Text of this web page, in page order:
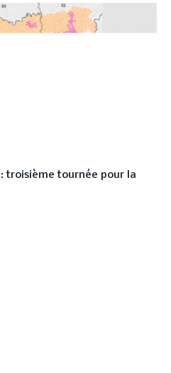
troisième tournée pour la